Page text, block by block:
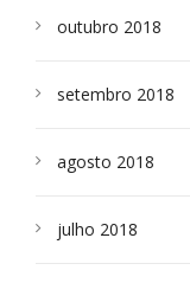
outubro 2018
setembro 2018
agosto 2018
julho 2018